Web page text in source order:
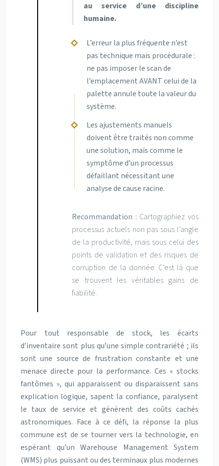
au service d’une discipline
humaine.
L’erreur la plus fréquente n’est
pas technique mais procédurale :
ne pas imposer le scan de
l’emplacement AVANT celui de la
palette annule toute la valeur du
système.
Les ajustements manuels
doivent être traités non comme
une solution, mais comme le
symptôme d’un processus
défaillant nécessitant une
analyse de cause racine.
Recommandation : Cartographiez vos
processus actuels non pas sous l’angle
de la productivité, mais sous celui des
points de validation et des risques de
corruption de la donnée. C’est là que
se trouvent les véritables gains de
fiabilité.
Pour tout responsable de stock, les écarts
d’inventaire sont plus qu’une simple contrariété ; ils
sont une source de frustration constante et une
menace directe pour la performance. Ces « stocks
fantômes », qui apparaissent ou disparaissent sans
explication logique, sapent la confiance, paralysent
le taux de service et génèrent des coûts cachés
astronomiques. Face à ce défi, la réponse la plus
commune est de se tourner vers la technologie, en
espérant qu’un Warehouse Management System
(WMS) plus puissant ou des terminaux plus modernes